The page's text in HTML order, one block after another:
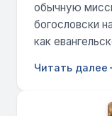
обычную
богословски
как
Читать далее